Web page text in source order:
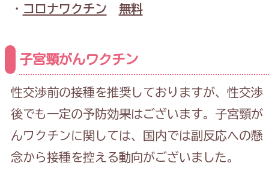
・ コロナワクチン 無料
子宮頸がんワクチン
性交渉前の接種を推奨しておりますが、性交渉
後でも一定の予防効果はございます。 子宮頸が
んワクチンに関しては、国内では副反応への懸
念から接種を控える動向がございました。